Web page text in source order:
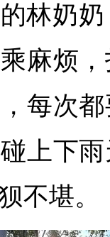
林奶
麻烦
每次
上下
不堪。